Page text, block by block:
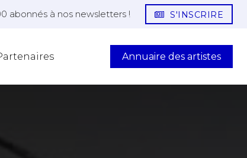
abonnés à nos newsletters ! S'INSCRIRE
Annuaire des artistes